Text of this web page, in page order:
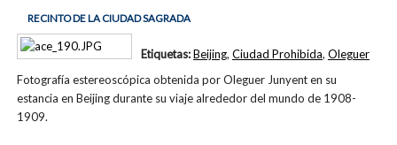
RECINTO DE LA CIUDAD SAGRADA
Fotografía estereoscópica obtenida por Oleguer Junyent en su
estancia en Beijing durante su viaje alrededor del mundo de 1908-
1909.
Etiquetas:Beijing, Ciudad Prohibida, Oleguer